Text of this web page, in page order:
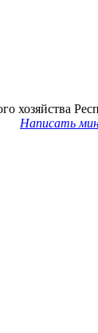
хозяйства
Написать